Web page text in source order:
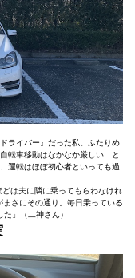
ライバー』だった私。ふたりめ
転車移動はなかなか厳しい…と
運転はほぼ初心者といっても過
は夫に隣に乗ってもらわなけれ
さにその通り。毎日乗っている
」（二神さん）